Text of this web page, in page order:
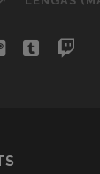
steamtumblr